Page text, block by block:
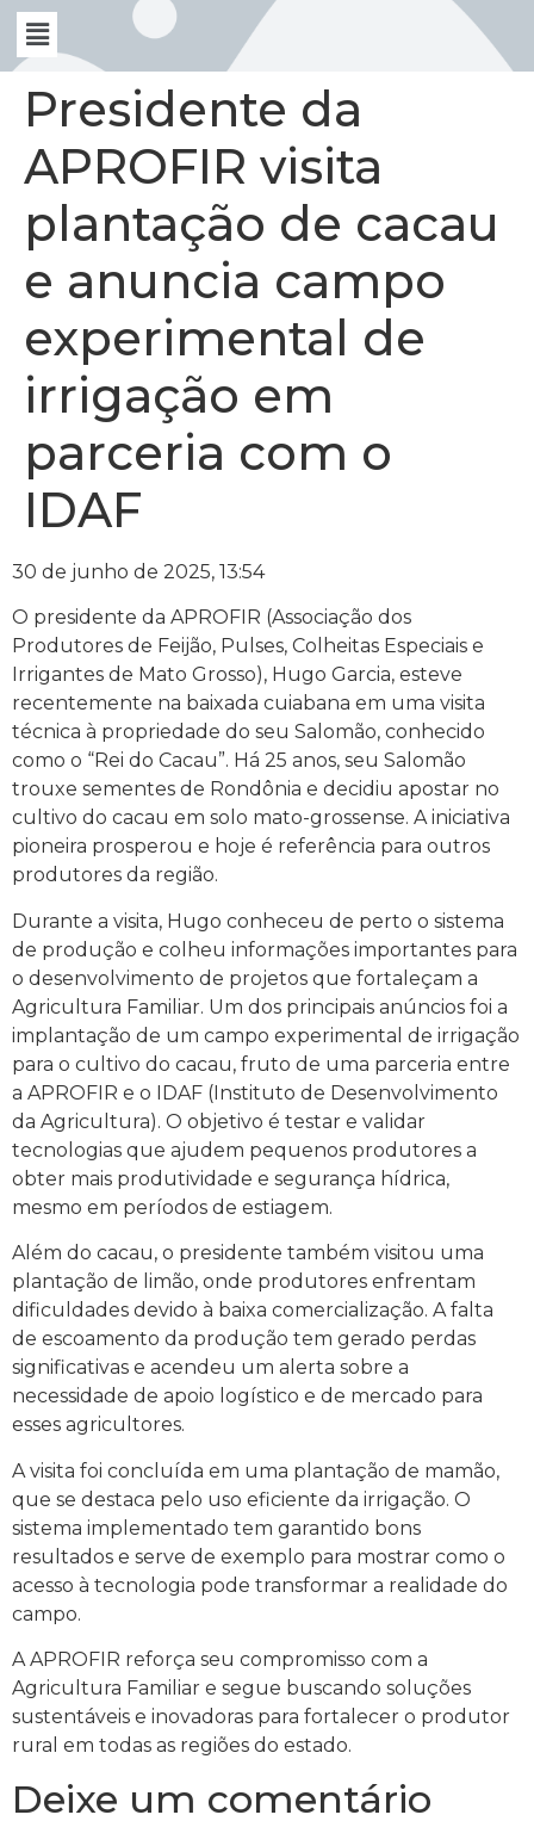
Presidente da
APROFIR visita
plantação de cacau
e anuncia campo
experimental de
irrigação em
parceria com o
IDAF
30 de junho de 2025, 13:54
O presidente da APROFIR (Associação dos
Produtores de Feijão, Pulses, Colheitas Especiais e
Irrigantes de Mato Grosso), Hugo Garcia, esteve
recentemente na baixada cuiabana em uma visita
técnica à propriedade do seu Salomão, conhecido
como o “Rei do Cacau”. Há 25 anos, seu Salomão
trouxe sementes de Rondônia e decidiu apostar no
cultivo do cacau em solo mato-grossense. A iniciativa
pioneira prosperou e hoje é referência para outros
produtores da região.
Durante a visita, Hugo conheceu de perto o sistema
de produção e colheu informações importantes para
o desenvolvimento de projetos que fortaleçam a
Agricultura Familiar. Um dos principais anúncios foi a
implantação de um campo experimental de irrigação
para o cultivo do cacau, fruto de uma parceria entre
a APROFIR e o IDAF (Instituto de Desenvolvimento
da Agricultura). O objetivo é testar e validar
tecnologias que ajudem pequenos produtores a
obter mais produtividade e segurança hídrica,
mesmo em períodos de estiagem.
Além do cacau, o presidente também visitou uma
plantação de limão, onde produtores enfrentam
dificuldades devido à baixa comercialização. A falta
de escoamento da produção tem gerado perdas
significativas e acendeu um alerta sobre a
necessidade de apoio logístico e de mercado para
esses agricultores.
A visita foi concluída em uma plantação de mamão,
que se destaca pelo uso eficiente da irrigação. O
sistema implementado tem garantido bons
resultados e serve de exemplo para mostrar como o
acesso à tecnologia pode transformar a realidade do
campo.
A APROFIR reforça seu compromisso com a
Agricultura Familiar e segue buscando soluções
sustentáveis e inovadoras para fortalecer o produtor
rural em todas as regiões do estado.
Deixe um comentário